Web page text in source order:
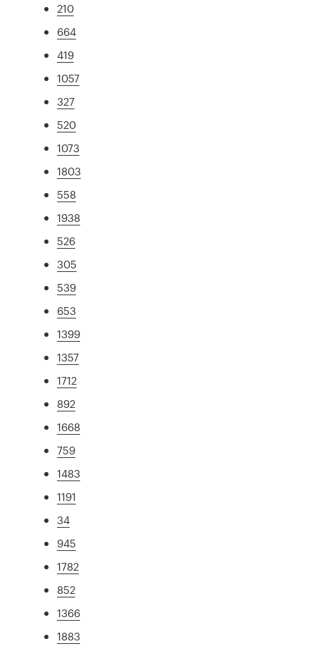
210
664
419
1057
327
520
1073
1803
558
1938
526
305
539
653
1399
1357
1712
892
1668
759
1483
1191
34
945
1782
852
1366
1883